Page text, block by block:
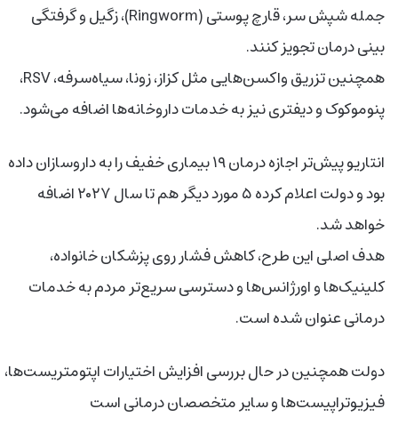
جمله شپش سر، قارچ پوستی (Ringworm)، زگیل و گرفتگی
بینی درمان تجویز کنند.
همچنین تزریق واکسن‌هایی مثل کزاز، زونا، سیاه‌سرفه، RSV،
پنوموکوک و دیفتری نیز به خدمات داروخانه‌ها اضافه می‌شود.
انتاریو پیش‌تر اجازه درمان ۱۹ بیماری خفیف را به داروسازان داده
بود و دولت اعلام کرده ۵ مورد دیگر هم تا سال ۲۰۲۷ اضافه
خواهد شد.
هدف اصلی این طرح، کاهش فشار روی پزشکان خانواده،
کلینیک‌ها و اورژانس‌ها و دسترسی سریع‌تر مردم به خدمات
درمانی عنوان شده است.
دولت همچنین در حال بررسی افزایش اختیارات اپتومتریست‌ها،
فیزیوتراپیست‌ها و سایر متخصصان درمانی است